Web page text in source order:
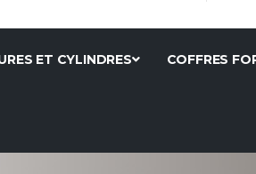
ET CYLINDRES COFFRES